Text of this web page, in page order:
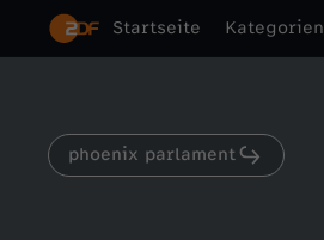
Startseite Kategorien
phoenix parlament